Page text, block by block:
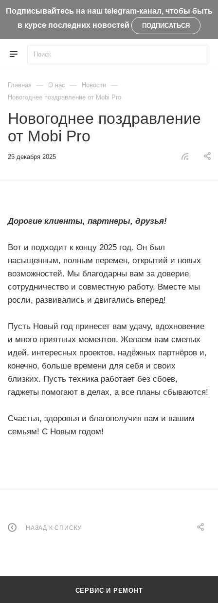
Подписывайтесь на наш telegram-канал, чтобы быть
в курсе последних новостей
ПОДПИСАТЬСЯ
Главная — О нас — Новости —
Новогоднее поздравление от Mobi Pro
Новогоднее поздравление
от Mobi Pro
25 декабря 2025
Дорогие клиенты, партнеры, друзья!
Вот и подходит к концу 2025 год. Он был
насыщенным, полным перемен, открытий и новых
возможностей. Мы благодарны вам за доверие,
сотрудничество и совместную работу. Вместе мы
росли, развивались и двигались вперед!
Пусть Новый год принесет вам удачу, вдохновение
и много приятных моментов. Желаем вам смелых
идей, интересных проектов, надёжных партнёров и,
конечно, больше времени для себя и своих
близких. Пусть техника работает без сбоев,
гаджеты помогают в делах, а все планы сбываются!
Счастья, здоровья и благополучия вам и вашим
семьям! С Новым годом!
НАЗАД К СПИСКУ
СЕРВИС И РЕМОНТ